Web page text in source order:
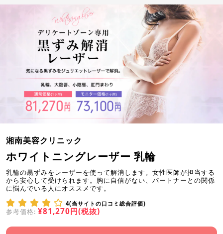
湘南美容クリニック
ホワイトニングレーザー 乳輪
乳輪の黒ずみをレーザーを使って解消します。女性医師が担当する
から安心して受けられます。胸に自信がない、パートナーとの関係
に悩んでいる人にオススメです。
4(当サイトの口コミ総合評価)
参考価格: ¥81,270円(税抜)